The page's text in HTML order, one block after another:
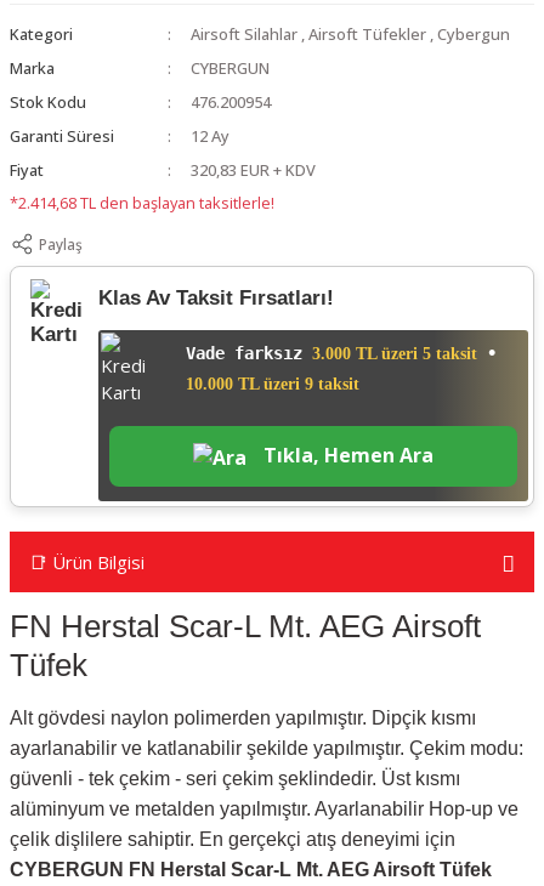
Kategori Airsoft Silahlar ,Airsoft Tüfekler ,Cybergun
Marka
CYBERGUN
Stok Kodu
476.200954
Garanti Süresi
12 Ay
Fiyat
320,83 EUR + KDV
*2.414,68 TL den başlayan taksitlerle!
Paylaş
Klas Av Taksit Fırsatları!
Vade farksız 3.000 TL üzeri 5 taksit •
10.000 TL üzeri 9 taksit
Tıkla, Hemen Ara
📑 Ürün Bilgisi
FN Herstal Scar-L Mt. AEG Airsoft
Tüfek
Alt gövdesi naylon polimerden yapılmıştır. Dipçik kısmı
ayarlanabilir ve katlanabilir şekilde yapılmıştır. Çekim modu:
güvenli - tek çekim - seri çekim şeklindedir. Üst kısmı
alüminyum ve metalden yapılmıştır. Ayarlanabilir Hop-up ve
çelik dişlilere sahiptir. En gerçekçi atış deneyimi için
CYBERGUN FN Herstal Scar-L Mt. AEG Airsoft Tüfek